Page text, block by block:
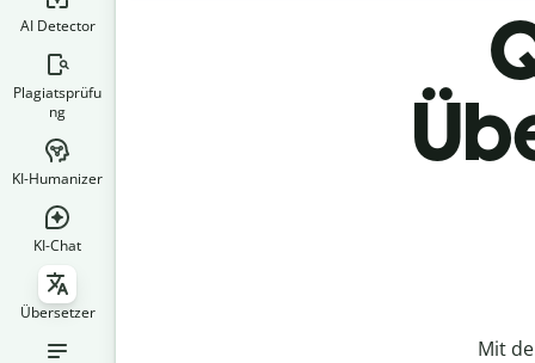
AI Detector
Plagiatsprüfu
ng
KI-Humanizer
KI-Chat
Übersetzer
Mit